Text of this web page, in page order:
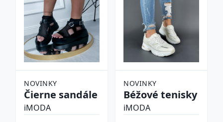
NOVINKY
Čierne sandále
iMODA
NOVINKY
Béžové tenisky
iMODA